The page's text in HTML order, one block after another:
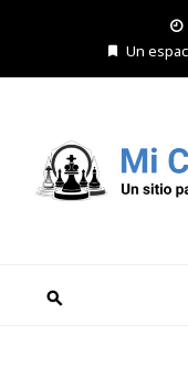
Un